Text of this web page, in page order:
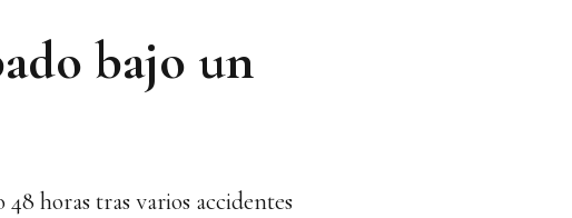
bajo un
horas tras varios accidentes